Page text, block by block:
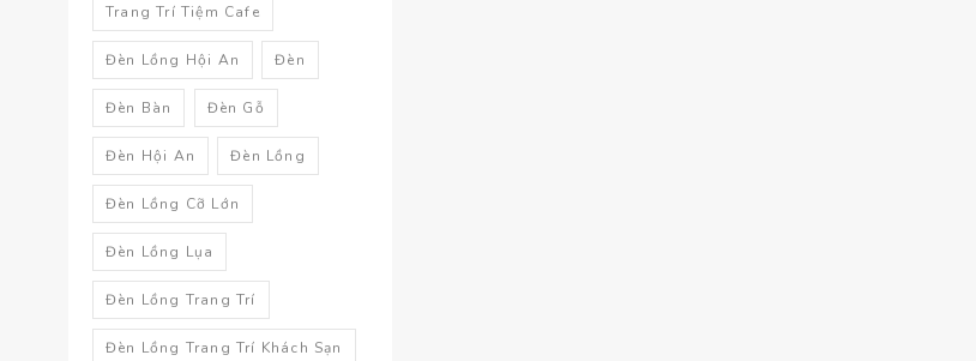
Trang Trí Tiệm Cafe
Đèn Lồng Hội An Đèn
Đèn Bàn Đèn Gỗ
Đèn Hội An Đèn Lồng
Đèn Lồng Cỡ Lớn
Đèn Lồng Lụa
Đèn Lồng Trang Trí
Đèn Lồng Trang Trí Khách Sạn